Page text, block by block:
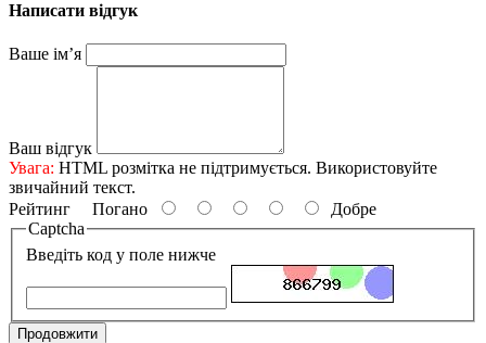
Написати відгук
Ваше ім’я
Ваш відгук
Увага: HTML розмітка не підтримується. Використовуйте
звичайний текст.
Рейтинг Погано
Добре
Captcha
Введіть код у поле нижче
Продовжити